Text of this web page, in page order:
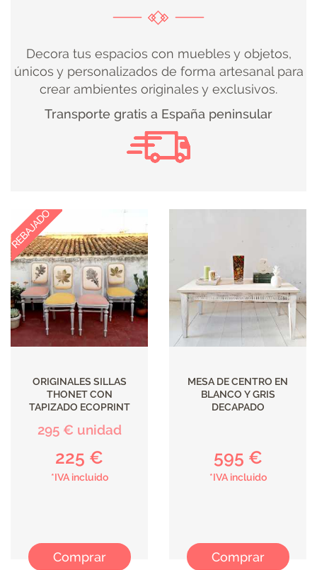
DECOBODAS
MUEBLE
RECUPERADO
KIDS
ILUMINACIÓN
Decora tus espacios con muebles y objetos,
únicos y personalizados de forma artesanal para
crear ambientes originales y exclusivos.
Transporte gratis a España peninsular
ORIGINALES SILLAS
THONET CON
TAPIZADO ECOPRINT
295 € unidad
225 €
*IVA incluido
Comprar
MESA DE CENTRO EN
BLANCO Y GRIS
DECAPADO
595 €
*IVA incluido
Comprar